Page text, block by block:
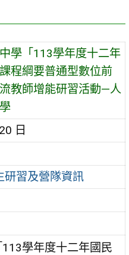
學「113學年度十二年
程綱要普通型數位前
教師增能研習活動—人
日
研習及營隊資訊
學年度十二年國民